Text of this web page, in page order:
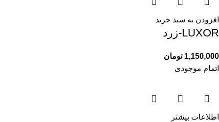
افزودن به سبد خرید
LUXOR-زرد
1,150,000 تومان
اتمام موجودی
اطلاعات بیشتر